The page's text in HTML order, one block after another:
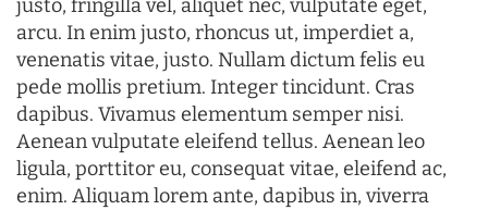
justo, fringilla vel, aliquet nec, vulputate eget,
arcu. In enim justo, rhoncus ut, imperdiet a,
venenatis vitae, justo. Nullam dictum felis eu
pede mollis pretium. Integer tincidunt. Cras
dapibus. Vivamus elementum semper nisi.
Aenean vulputate eleifend tellus. Aenean leo
ligula, porttitor eu, consequat vitae, eleifend ac,
enim. Aliquam lorem ante, dapibus in, viverra